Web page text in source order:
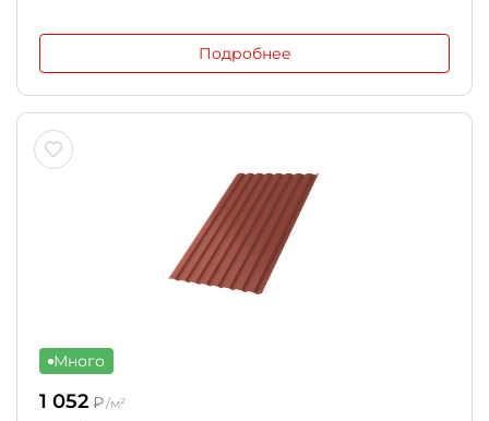
Подробнее
Много
1 052 ₽/м²